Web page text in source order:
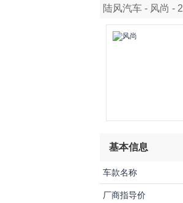
陆风汽车 - 风尚 -
基本信息
车款名称
厂商指导价